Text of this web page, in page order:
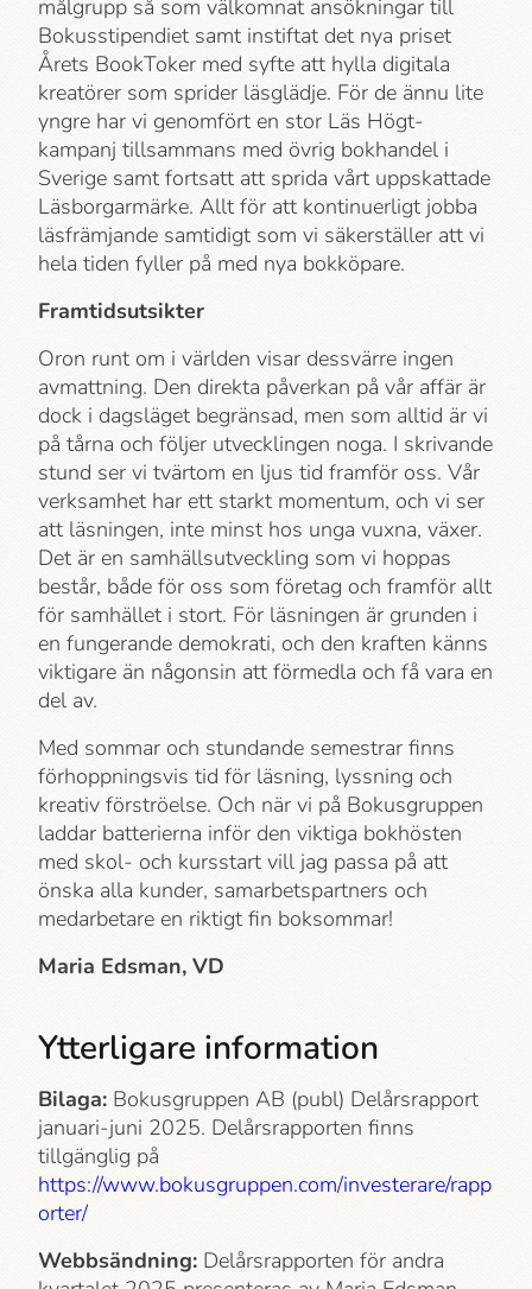
målgrupp så som välkomnat ansökningar till
Bokusstipendiet samt instiftat det nya priset
Årets BookToker med syfte att hylla digitala
kreatörer som sprider läsglädje. För de ännu lite
yngre har vi genomfört en stor Läs Högt-
kampanj tillsammans med övrig bokhandel i
Sverige samt fortsatt att sprida vårt uppskattade
Läsborgar­märke. Allt för att kontinuerligt jobba
läsfrämjande samtidigt som vi säkerställer att vi
hela tiden fyller på med nya bokköpare.
Framtidsutsikter
Oron runt om i världen visar dessvärre ingen
avmattning. Den direkta påverkan på vår affär är
dock i dagsläget begränsad, men som alltid är vi
på tårna och följer utvecklingen noga. I skrivande
stund ser vi tvärtom en ljus tid framför oss. Vår
verksamhet har ett starkt momentum, och vi ser
att läsningen, inte minst hos unga vuxna, växer.
Det är en samhällsutveckling som vi hoppas
består, både för oss som företag och framför allt
för samhället i stort. För läsningen är grunden i
en fungerande demokrati, och den kraften känns
viktigare än någonsin att förmedla och få vara en
del av.
Med sommar och stundande semestrar finns
förhoppningsvis tid för läsning, lyssning och
kreativ förströelse. Och när vi på Bokusgruppen
laddar batterierna inför den viktiga bokhösten
med skol- och kursstart vill jag passa på att
önska alla kunder, samarbetspartners och
medarbetare en riktigt fin boksommar!
Maria Edsman, VD
Ytterligare information
Bilaga: Bokusgruppen AB (publ) Delårsrapport
januari-juni 2025. Delårsrapporten finns
tillgänglig på
https://www.bokusgruppen.com/investerare/rapp
orter/
Webbsändning: Delårsrapporten för andra